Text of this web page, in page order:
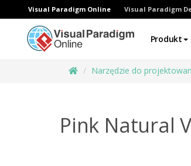
Visual Paradigm Online Visual Paradigm
Produkt
Narzędzie do
Pink Natural